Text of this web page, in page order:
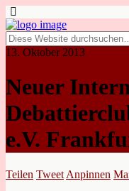
13. Oktober 2013
Neuer
e.V.
Teilen Tweet Anpinnen